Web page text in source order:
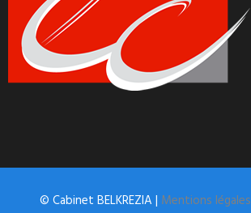
© Cabinet BELKREZIA | Mentions légales